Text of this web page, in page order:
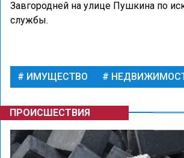
Завгородней на улице Пушкина по
службы.
ИМУЩЕСТВО
ПРОИСШЕСТВИЯ